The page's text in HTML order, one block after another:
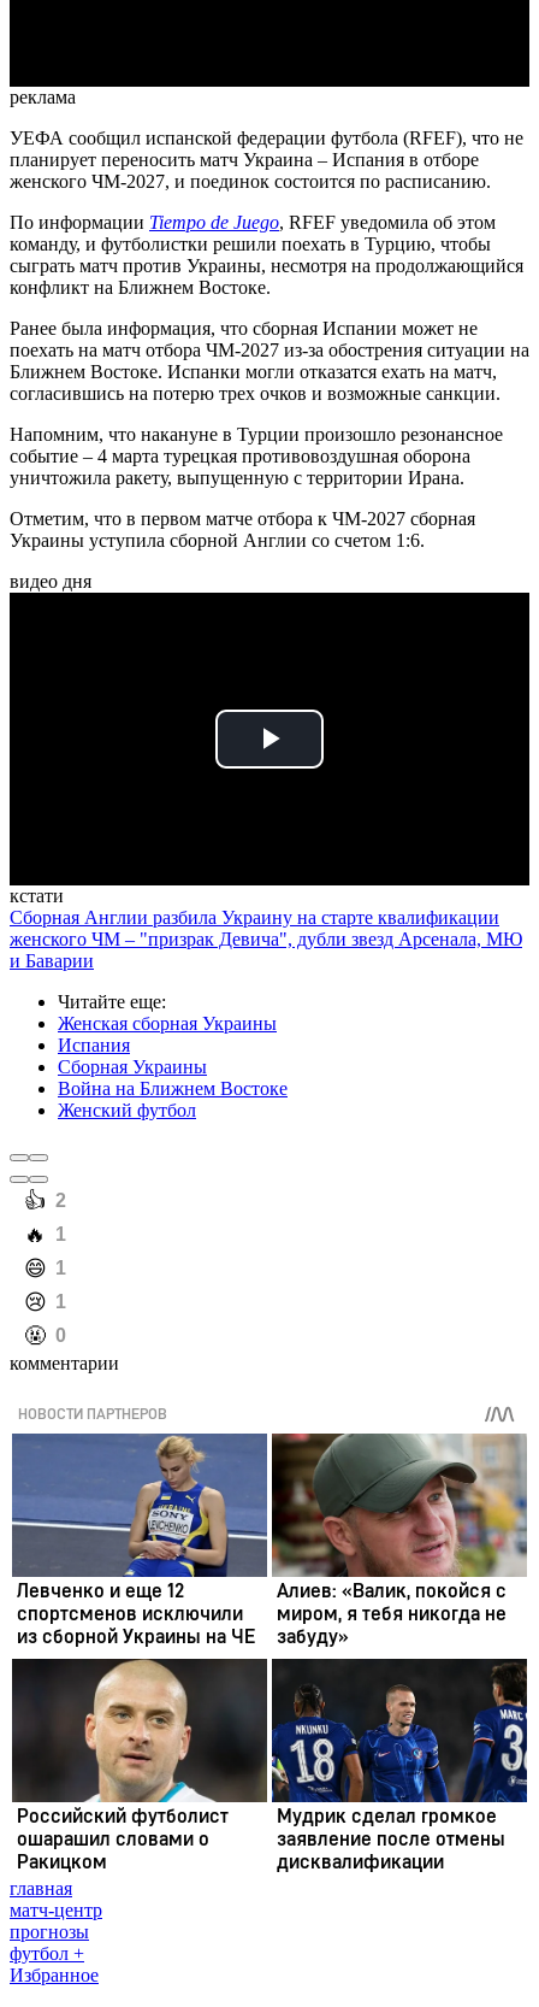
реклама
УЕФА сообщил испанской федерации футбола (RFEF), что не
планирует переносить матч Украина – Испания в отборе
женского ЧМ-2027, и поединок состоится по расписанию.
По информации Tiempo de Juego, RFEF уведомила об этом
команду, и футболистки решили поехать в Турцию, чтобы
сыграть матч против Украины, несмотря на продолжающийся
конфликт на Ближнем Востоке.
Ранее была информация, что сборная Испании может не
поехать на матч отбора ЧМ-2027 из-за обострения ситуации на
Ближнем Востоке. Испанки могли отказатся ехать на матч,
согласившись на потерю трех очков и возможные санкции.
Напомним, что накануне в Турции произошло резонансное
событие – 4 марта турецкая противовоздушная оборона
уничтожила ракету, выпущенную с территории Ирана.
Отметим, что в первом матче отбора к ЧМ-2027 сборная
Украины уступила сборной Англии со счетом 1:6.
видео дня
Play
кстати
Сборная Англии разбила Украину на старте квалификации
женского ЧМ – "призрак Девича", дубли звезд Арсенала, МЮ
и Баварии
Читайте еще:
Женская сборная Украины
Испания
Сборная Украины
Война на Ближнем Востоке
Женский футбол
️👍 2
️🔥 1
️😄 1
️😢 1
️🤬 0
комментарии
главная
матч-центр
прогнозы
футбол +
Избранное